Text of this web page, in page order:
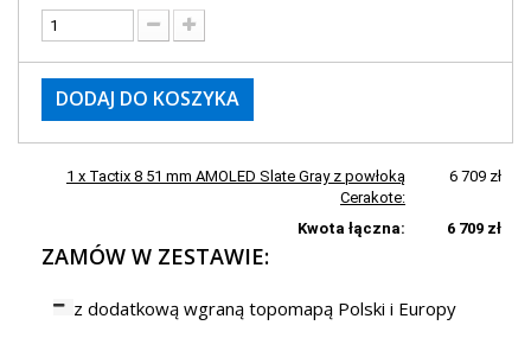
DODAJ DO KOSZYKA
1 x Tactix 8 51 mm AMOLED Slate Gray z powłoką
Cerakote:
6 709 zł
Kwota łączna: 6 709 zł
ZAMÓW W ZESTAWIE:
z dodatkową wgraną topomapą Polski i Europy